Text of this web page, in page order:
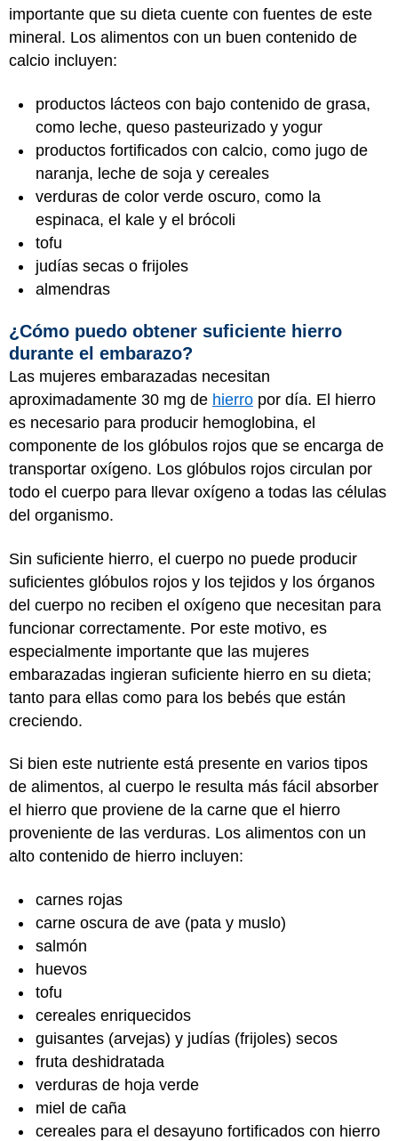
importante que su dieta cuente con fuentes de este
mineral. Los alimentos con un buen contenido de
calcio incluyen:
productos lácteos con bajo contenido de grasa,
como leche, queso pasteurizado y yogur
productos fortificados con calcio, como jugo de
naranja, leche de soja y cereales
verduras de color verde oscuro, como la
espinaca, el kale y el brócoli
tofu
judías secas o frijoles
almendras
¿Cómo puedo obtener suficiente hierro
durante el embarazo?
Las mujeres embarazadas necesitan
aproximadamente 30 mg de hierro por día. El hierro
es necesario para producir hemoglobina, el
componente de los glóbulos rojos que se encarga de
transportar oxígeno. Los glóbulos rojos circulan por
todo el cuerpo para llevar oxígeno a todas las células
del organismo.
Sin suficiente hierro, el cuerpo no puede producir
suficientes glóbulos rojos y los tejidos y los órganos
del cuerpo no reciben el oxígeno que necesitan para
funcionar correctamente. Por este motivo, es
especialmente importante que las mujeres
embarazadas ingieran suficiente hierro en su dieta;
tanto para ellas como para los bebés que están
creciendo.
Si bien este nutriente está presente en varios tipos
de alimentos, al cuerpo le resulta más fácil absorber
el hierro que proviene de la carne que el hierro
proveniente de las verduras. Los alimentos con un
alto contenido de hierro incluyen:
carnes rojas
carne oscura de ave (pata y muslo)
salmón
huevos
tofu
cereales enriquecidos
guisantes (arvejas) y judías (frijoles) secos
fruta deshidratada
verduras de hoja verde
miel de caña
cereales para el desayuno fortificados con hierro